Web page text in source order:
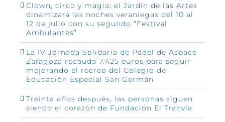
Clown, circo y magia: el Jardín de las Artes
dinamizará las noches veraniegas del 10 al
12 de julio con su segundo “Festival
Ambulantes”
La IV Jornada Solidaria de Pádel de Aspace
Zaragoza recauda 7.425 euros para seguir
mejorando el recreo del Colegio de
Educación Especial San Germán
Treinta años después, las personas siguen
siendo el corazón de Fundación El Tranvía